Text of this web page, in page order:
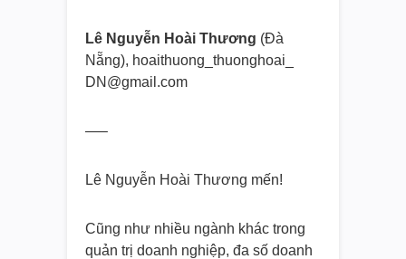
Lê Nguyễn Hoài Thương (Đà
Nẵng), hoaithuong_thuonghoai_
DN@gmail.com
—–
Lê Nguyễn Hoài Thương mến!
Cũng như nhiều ngành khác trong
quản trị doanh nghiệp, đa số doanh